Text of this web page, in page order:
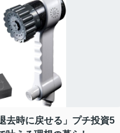
去時に戻せる」プチ投資5